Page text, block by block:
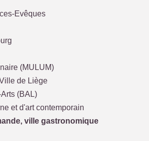
Evêques
(MULUM)
de Liège
(BAL)
et d'art contemporain
ville gastronomique